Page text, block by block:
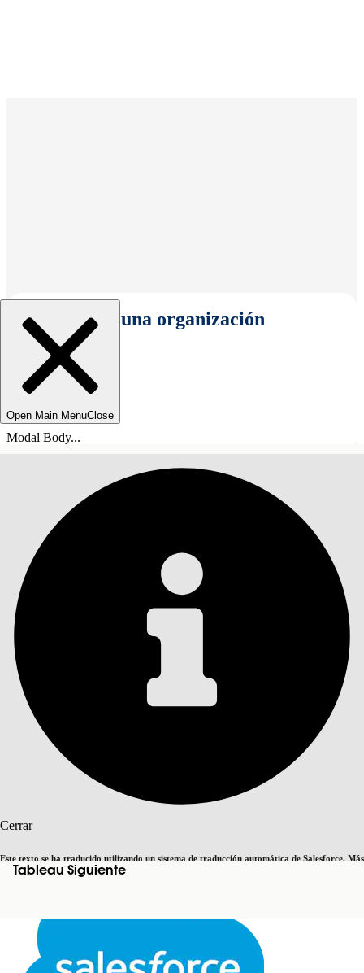
Seleccionar una organización
Open Main MenuClose
Modal Body...
Cerrar
Este texto se ha traducido utilizando un sistema de traducción automática de Salesforce. Más
informaciónaquí . Cambiar a inglés
Cerrar Cerrar
Tableau Siguiente
Índice de materias
ÍNDICE DE MATERIAS
Buscar